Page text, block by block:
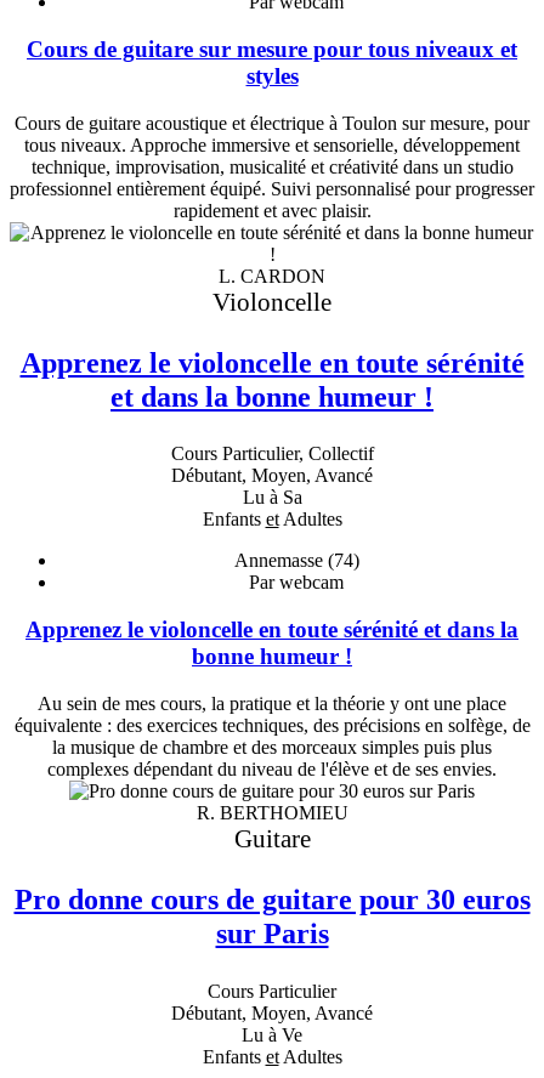
Cours de guitare sur mesure pour tous niveaux et
styles
Cours de guitare acoustique et électrique à Toulon sur mesure, pour
tous niveaux. Approche immersive et sensorielle, développement
technique, improvisation, musicalité et créativité dans un studio
professionnel entièrement équipé. Suivi personnalisé pour progresser
rapidement et avec plaisir.
L. CARDON
Violoncelle
Apprenez le violoncelle en toute sérénité
et dans la bonne humeur !
Cours Particulier, Collectif
Débutant, Moyen, Avancé
Lu à Sa
Enfants etAdultes
Annemasse (74)
Par webcam
Apprenez le violoncelle en toute sérénité et dans la
bonne humeur !
Au sein de mes cours, la pratique et la théorie y ont une place
équivalente : des exercices techniques, des précisions en solfège, de
la musique de chambre et des morceaux simples puis plus
complexes dépendant du niveau de l'élève et de ses envies.
R. BERTHOMIEU
Guitare
Pro donne cours de guitare pour 30 euros
sur Paris
Cours Particulier
Débutant, Moyen, Avancé
Lu à Ve
Enfants etAdultes